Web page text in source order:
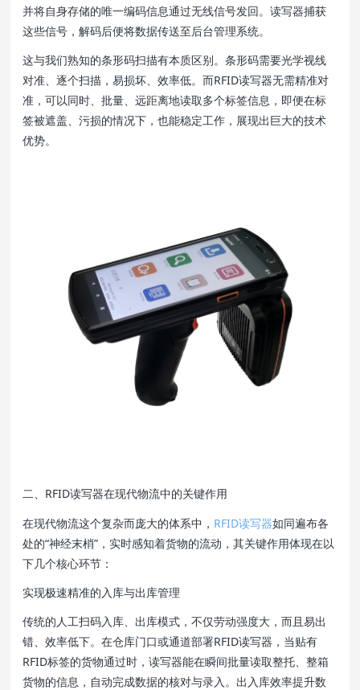
并将自身存储的唯一编码信息通过无线信号发回。读写器捕获
这些信号，解码后便将数据传送至后台管理系统。
这与我们熟知的条形码扫描有本质区别。条形码需要光学视线
对准、逐个扫描，易损坏、效率低。而RFID读写器无需精准对
准，可以同时、批量、远距离地读取多个标签信息，即便在标
签被遮盖、污损的情况下，也能稳定工作，展现出巨大的技术
优势。
二、RFID读写器在现代物流中的关键作用
在现代物流这个复杂而庞大的体系中， RFID读写器如同遍布各
处的“神经末梢”，实时感知着货物的流动，其关键作用体现在以
下几个核心环节：
实现极速精准的入库与出库管理
传统的人工扫码入库、出库模式，不仅劳动强度大，而且易出
错、效率低下。在仓库门口或通道部署RFID读写器，当贴有
RFID标签的货物通过时，读写器能在瞬间批量读取整托、整箱
货物的信息，自动完成数据的核对与录入。出入库效率提升数